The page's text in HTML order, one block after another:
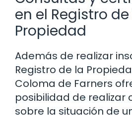
en el Registro
Propiedad
Además de realizar
Registro de la
Coloma de Farners
posibilidad de realizar
sobre la situación de